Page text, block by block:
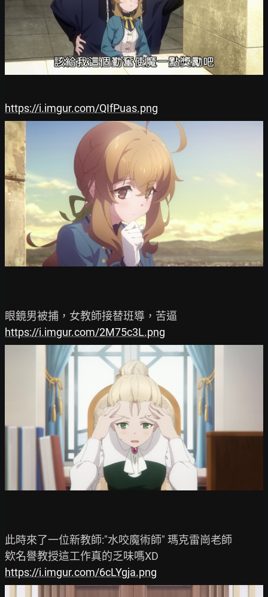
https://i.imgur.com/QIfPuas.png
https://i.imgur.com/2M75c3L.png
此時來了一位新教師:"水咬魔術師" 瑪克雷崗老師
https://i.imgur.com/6cLYgja.png